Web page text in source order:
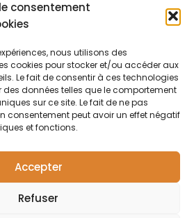
consentement
nous utilisons des
cookies pour stocker et/ou accéder aux
Le fait de consentir à ces technologies
données telles que le comportement
sur ce site. Le fait de ne pas
consentement peut avoir un effet négatif
et fonctions.
Accepter
Refuser
de vente
Contact
Pure
Tel : +33 (0)7
Horaires:
Lundi · 13h30 ·
17h30 | Mardi,
mercredi,
jeudi : 09h30 ·
12h30 / 13h30 ·
Vendredi :